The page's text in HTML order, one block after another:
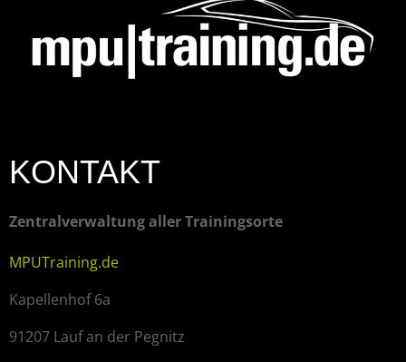
KONTAKT
Zentralverwaltung aller Trainingsorte
MPUTraining.de
Kapellenhof 6a
91207 Lauf an der Pegnitz